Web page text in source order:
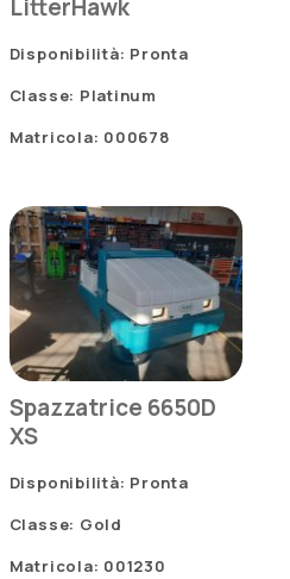
LitterHawk
Disponibilità: Pronta
Classe: Platinum
Matricola: 000678
Spazzatrice 6650D
XS
Disponibilità: Pronta
Classe: Gold
Matricola: 001230